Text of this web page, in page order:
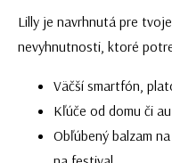
Lilly je navrhnutá pre
nevyhnutnosti, ktoré
Väčší smartfón,
Kľúče od domu či
Obľúbený balzam